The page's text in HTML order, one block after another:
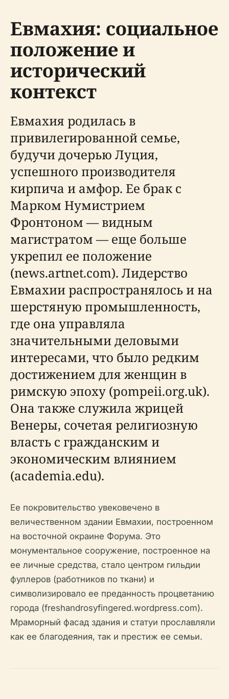
Евмахия: социальное
положение и
исторический
контекст
Евмахия родилась в
привилегированной семье,
будучи дочерью Луция,
успешного производителя
кирпича и амфор. Ее брак с
Марком Нумистрием
Фронтоном — видным
магистратом — еще больше
укрепил ее положение
(news.artnet.com). Лидерство
Евмахии распространялось и на
шерстяную промышленность,
где она управляла
значительными деловыми
интересами, что было редким
достижением для женщин в
римскую эпоху (pompeii.org.uk).
Она также служила жрицей
Венеры, сочетая религиозную
власть с гражданским и
экономическим влиянием
(academia.edu).
Ее покровительство увековечено в
величественном здании Евмахии, построенном
на восточной окраине Форума. Это
монументальное сооружение, построенное на
ее личные средства, стало центром гильдии
фуллеров (работников по ткани) и
символизировало ее преданность процветанию
города (freshandrosyfingered.wordpress.com).
Мраморный фасад здания и статуи прославляли
как ее благодеяния, так и престиж ее семьи.